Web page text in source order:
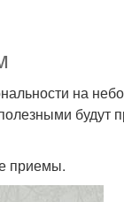
на
будут
приемы.